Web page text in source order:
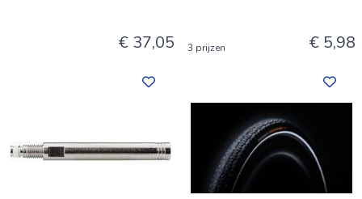
€ 37,05 3 prijzen € 5,98